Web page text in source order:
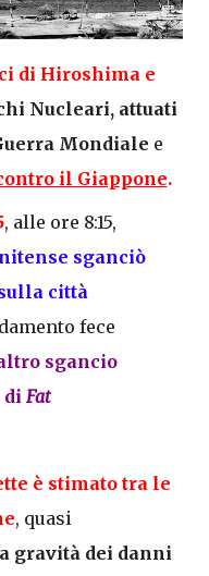
di Hiroshima e
Nucleari, attuati
Mondiale e
il Giappone.
, alle ore 8:15,
sganciò
città
fece
sgancio
di Fat
è stimato tra le
, quasi
gravità dei danni